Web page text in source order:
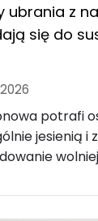
ubrania z
się do
potrafi
jesienią i